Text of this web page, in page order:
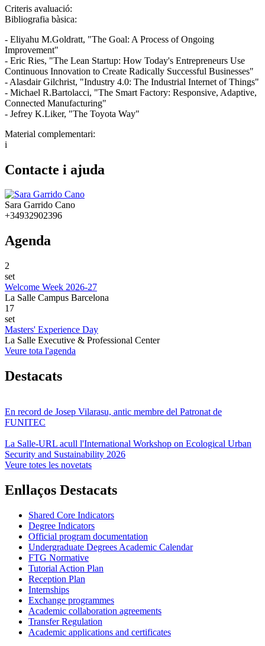
Criteris avaluació:
Bibliografia bàsica:
- Eliyahu M.Goldratt, "The Goal: A Process of Ongoing
Improvement"
- Eric Ries, "The Lean Startup: How Today's Entrepreneurs Use
Continuous Innovation to Create Radically Successful Businesses"
- Alasdair Gilchrist, "Industry 4.0: The Industrial Internet of Things"
- Michael R.Bartolacci, "The Smart Factory: Responsive, Adaptive,
Connected Manufacturing"
- Jefrey K.Liker, "The Toyota Way"
Material complementari:
i
Contacte i ajuda
Sara Garrido Cano
+34932902396
Agenda
2
set
Welcome Week 2026-27
La Salle Campus Barcelona
17
set
Masters' Experience Day
La Salle Executive & Professional Center
Veure tota l'agenda
Destacats
En record de Josep Vilarasu, antic membre del Patronat de
FUNITEC
La Salle-URL acull l'International Workshop on Ecological Urban
Security and Sustainability 2026
Veure totes les novetats
Enllaços Destacats
Shared Core Indicators
Degree Indicators
Official program documentation
Undergraduate Degrees Academic Calendar
FTG Normative
Tutorial Action Plan
Reception Plan
Internships
Exchange programmes
Academic collaboration agreements
Transfer Regulation
Academic applications and certificates